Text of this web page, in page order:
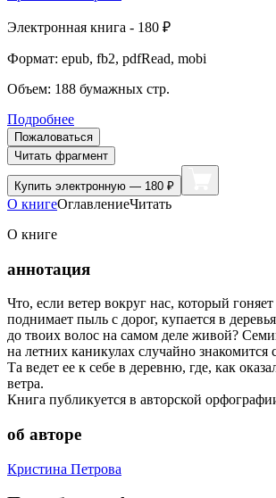
Электронная книга - 180 ₽
Формат: epub, fb2, pdfRead, mobi
Объем: 188 бумажных стр.
Подробнее
Пожаловаться
Читать фрагмент
Купить электронную — 180 ₽
О книгеОглавлениеЧитать
О книге
аннотация
Что, если ветер вокруг нас, который
поднимает пыль с дорог, купается в
до твоих волос на самом деле живой?
на летних каникулах случайно знакомится
Та ведет ее к себе в деревню, где, как
ветра.
Книга публикуется в авторской
об авторе
Кристина Петрова